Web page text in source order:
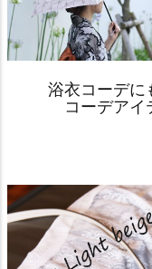
浴衣コーデに
コーデア